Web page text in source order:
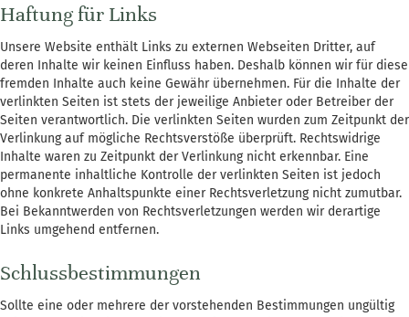
Haftung für Links
Unsere Website enthält Links zu externen Webseiten Dritter, auf
deren Inhalte wir keinen Einfluss haben. Deshalb können wir für diese
fremden Inhalte auch keine Gewähr übernehmen. Für die Inhalte der
verlinkten Seiten ist stets der jeweilige Anbieter oder Betreiber der
Seiten verantwortlich. Die verlinkten Seiten wurden zum Zeitpunkt der
Verlinkung auf mögliche Rechtsverstöße überprüft. Rechtswidrige
Inhalte waren zu Zeitpunkt der Verlinkung nicht erkennbar. Eine
permanente inhaltliche Kontrolle der verlinkten Seiten ist jedoch
ohne konkrete Anhaltspunkte einer Rechtsverletzung nicht zumutbar.
Bei Bekanntwerden von Rechtsverletzungen werden wir derartige
Links umgehend entfernen.
Schlussbestimmungen
Sollte eine oder mehrere der vorstehenden Bestimmungen ungültig